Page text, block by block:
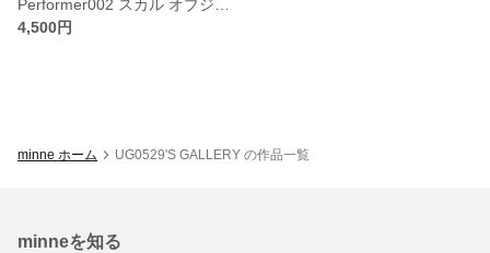
4,500円
minne ホーム UG0529'S GALLERY の作品一覧
minneを知る